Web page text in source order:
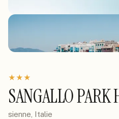
★★★
SANGALLO PARK
sienne, Italie